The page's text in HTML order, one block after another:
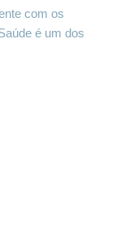
com os
é um dos